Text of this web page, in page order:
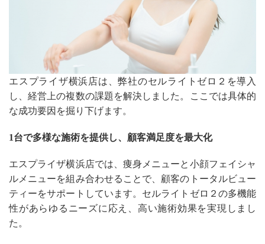
エスプライザ横浜店は、弊社のセルライトゼロ２を導入
し、経営上の複数の課題を解決しました。ここでは具体的
な成功要因を掘り下げます。
1台で多様な施術を提供し、顧客満足度を最大化
エスプライザ横浜店では、痩身メニューと小顔フェイシャ
ルメニューを組み合わせることで、顧客のトータルビュー
ティーをサポートしています。セルライトゼロ２の多機能
性があらゆるニーズに応え、高い施術効果を実現しまし
た。